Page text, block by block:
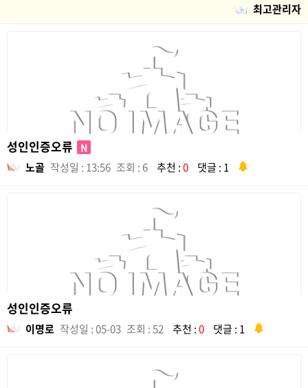
최고관리자
성인인증오류 N
노골 작성일 : 13:56 조회 : 6 추천 :0 댓글 : 1
성인인증오류
이명로 작성일 : 05-03 조회 : 52 추천 :0 댓글 : 1